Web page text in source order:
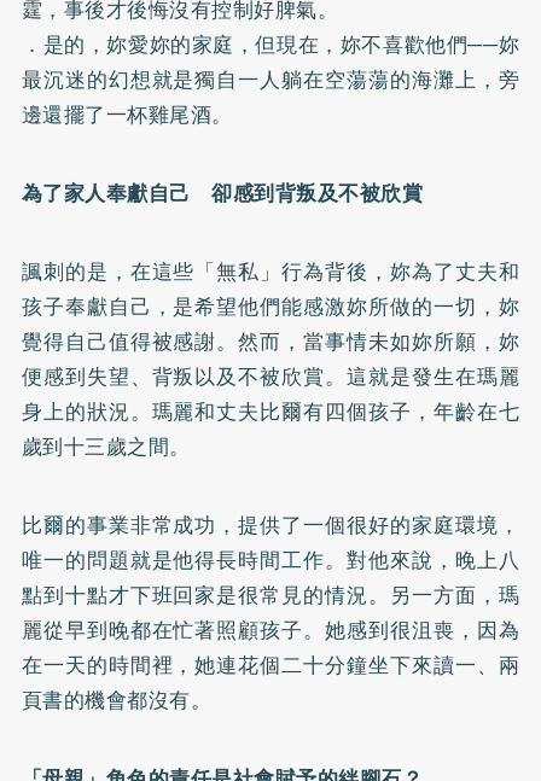
霆，事後才後悔沒有控制好脾氣。
．是的，妳愛妳的家庭，但現在，妳不喜歡他們──妳
最沉迷的幻想就是獨自一人躺在空蕩蕩的海灘上，旁
邊還擺了一杯雞尾酒。
為了家人奉獻自己 卻感到背叛及不被欣賞
諷刺的是，在這些「無私」行為背後，妳為了丈夫和
孩子奉獻自己，是希望他們能感激妳所做的一切，妳
覺得自己值得被感謝。然而，當事情未如妳所願，妳
便感到失望、背叛以及不被欣賞。這就是發生在瑪麗
身上的狀況。瑪麗和丈夫比爾有四個孩子，年齡在七
歲到十三歲之間。
比爾的事業非常成功，提供了一個很好的家庭環境，
唯一的問題就是他得長時間工作。對他來說，晚上八
點到十點才下班回家是很常見的情況。另一方面，瑪
麗從早到晚都在忙著照顧孩子。她感到很沮喪，因為
在一天的時間裡，她連花個二十分鐘坐下來讀一、兩
頁書的機會都沒有。